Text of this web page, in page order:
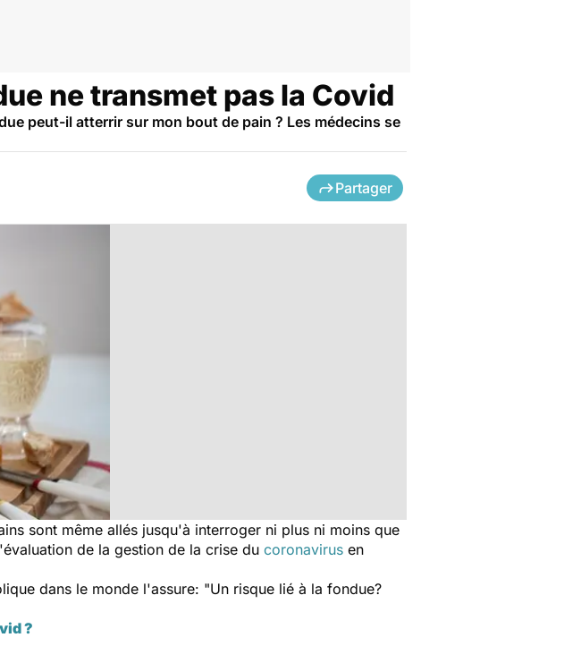
ne transmet pas la Covid
peut-il atterrir sur mon bout de pain ? Les médecins se
Partager
sont même allés jusqu'à interroger ni plus ni moins que
de la gestion de la crise du coronavirus en
dans le monde l'assure: "Un risque lié à la fondue?
?